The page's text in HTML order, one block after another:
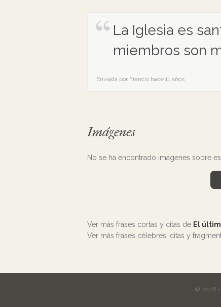
La Iglesia es
miembros son
Enviada por Francis hace 11 años
Imágenes
No se ha encontrado imágenes sobre
Ver más frases cortas y citas de El
Ver más frases célebres, citas y
© 2026 -